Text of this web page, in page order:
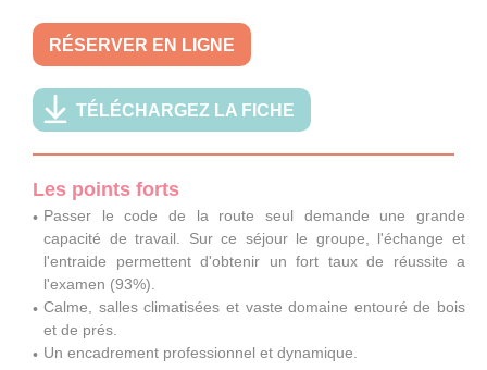
RÉSERVER EN LIGNE
TÉLÉCHARGEZ LA FICHE
Les points forts
Passer le code de la route seul demande une grande
capacité de travail. Sur ce séjour le groupe, l'échange et
l'entraide permettent d'obtenir un fort taux de réussite a
l'examen (93%).
Calme, salles climatisées et vaste domaine entouré de bois
et de prés.
Un encadrement professionnel et dynamique.